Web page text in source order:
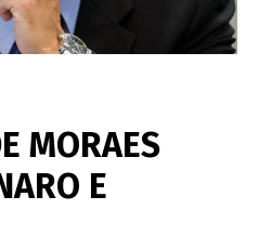
MORAES
E